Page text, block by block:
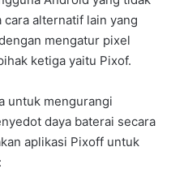
cara alternatif lain yang
mengatur pixel
ketiga yaitu Pixof.
untuk mengurangi
daya baterai secara
aplikasi Pixoff untuk